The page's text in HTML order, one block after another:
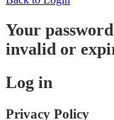
Your
invalid or
Log in
Privacy Policy